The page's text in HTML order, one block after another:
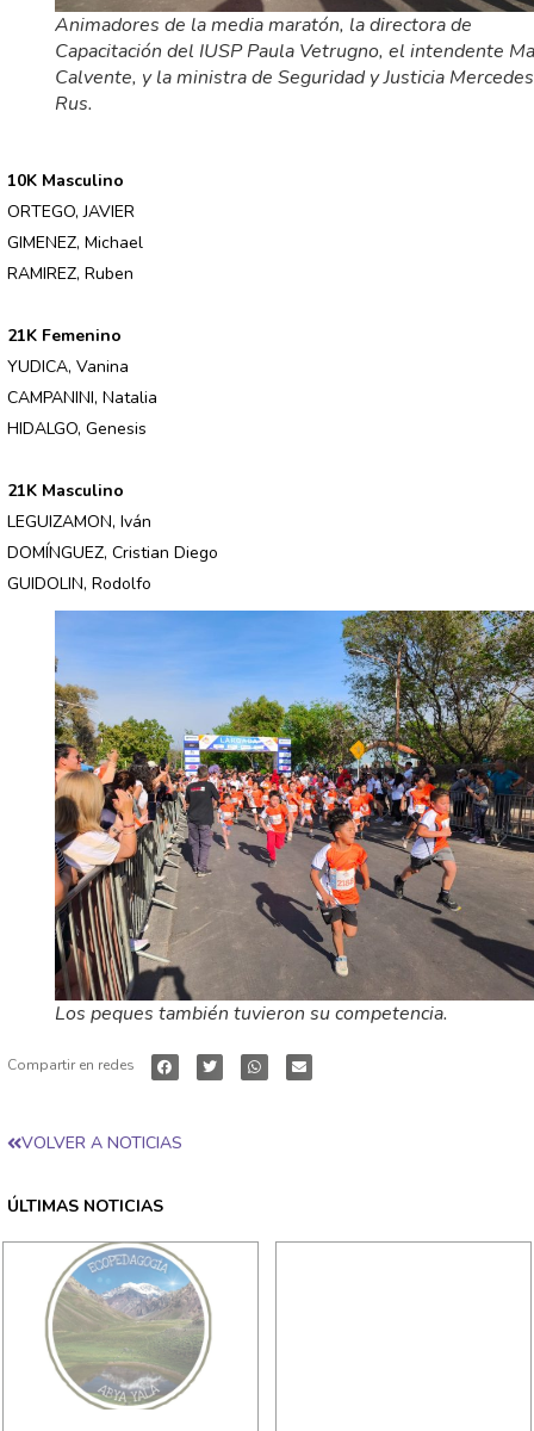
Animadores de la media maratón, la directora de
Capacitación del IUSP Paula Vetrugno, el intendente
Calvente, y la ministra de Seguridad y Justicia Mercedes
Rus.
10K Masculino
ORTEGO, JAVIER
GIMENEZ, Michael
RAMIREZ, Ruben
21K Femenino
YUDICA, Vanina
CAMPANINI, Natalia
HIDALGO, Genesis
21K Masculino
LEGUIZAMON, Iván
DOMÍNGUEZ, Cristian Diego
GUIDOLIN, Rodolfo
Los peques también tuvieron su competencia.
Compartir en redes
VOLVER A NOTICIAS
ÚLTIMAS NOTICIAS